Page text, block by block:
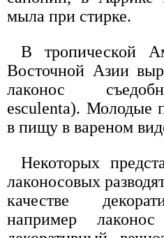
мыла при стирке.
В тропической
Восточной Азии
лаконос
esculenta). Молодые
в пищу в вареном
Некоторых
лаконосовых
качестве
например